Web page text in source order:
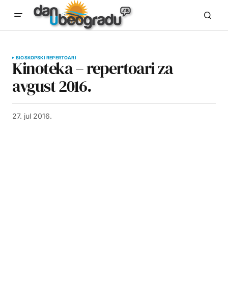
BIOSKOPSKI REPERTOARI
Kinoteka – repertoari za
avgust 2016.
27. jul 2016.